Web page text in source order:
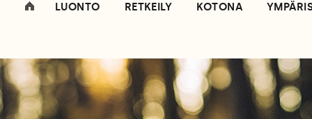
LUONTO RETKEILY KOTONA